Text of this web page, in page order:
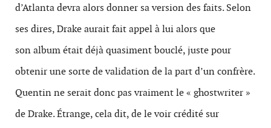
d’Atlanta devra alors donner sa version des faits. Selon
ses dires, Drake aurait fait appel à lui alors que
son album était déjà quasiment bouclé, juste pour
obtenir une sorte de validation de la part d’un confrère.
Quentin ne serait donc pas vraiment le « ghostwriter »
de Drake. Étrange, cela dit, de le voir crédité sur